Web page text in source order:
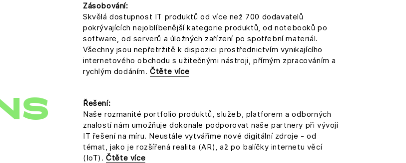
Zásobování:
Skvělá dostupnost IT produktů od více než 700 dodavatelů
pokrývajících nejoblíbenější kategorie produktů, od notebooků po
software, od serverů a úložných zařízení po spotřební materiál.
Všechny jsou nepřetržitě k dispozici prostřednictvím vynikajícího
internetového obchodu s užitečnými nástroji, přímým zpracováním a
rychlým dodáním.Čtěte více
Řešení:
Naše rozmanité portfolio produktů, služeb, platforem a odborných
znalostí nám umožňuje dokonale podporovat naše partnery při vývoji
IT řešení na míru. Neustále vytváříme nové digitální zdroje - od
témat, jako je rozšířená realita (AR), až po balíčky internetu věcí
(IoT).Čtěte více